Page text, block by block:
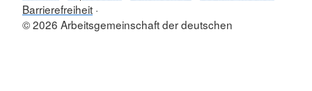
Barrierefreiheit
© 2026 Arbeitsgemeinschaft der deutschen